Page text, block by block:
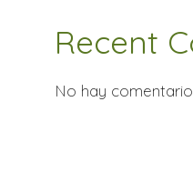
Recent
No hay